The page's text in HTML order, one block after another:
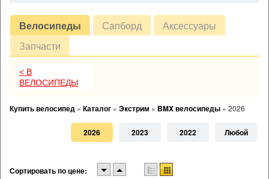
Велосипеды Сапборд
Аксессуары
Запчасти
< В
ВЕЛОСИПЕДЫ
Купить велосипед » Каталог » Экстрим » BMX велосипеды » 2026
2026 2023 2022 Любой
Сортировать по цене: